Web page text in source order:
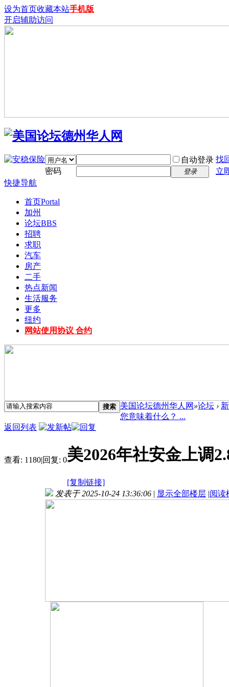
设为首页收藏本站手机版
开启辅助访问
自动登录 找
密码
登录
立
快捷导航
首页Portal
加州
论坛BBS
招聘
求职
汽车
房产
二手
热点新闻
生活服务
更多
纽约
网站使用协议 合约
搜索 美国论坛德州华人网 »论坛 ›
您意味着什么？ ...
返回列表
查看: 1180|回复: 0美2026年社安金上调
[复制链接]
发表于 2025-10-24 13:36:06 | 显示全部楼层 |阅读